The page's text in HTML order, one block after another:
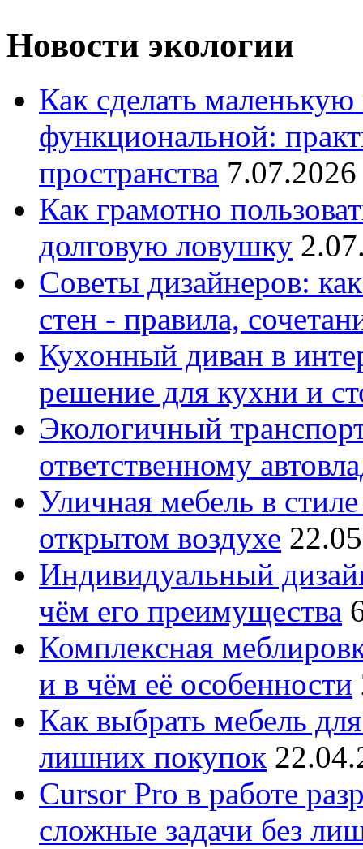
Новости экологии
Как сделать
функциональной:
пространства
Как грамотно
долговую ловушку
Советы дизайнеров:
стен - правила,
Кухонный диван в
решение для кухни и
Экологичный
ответственному
Уличная мебель в
открытом воздухе
Индивидуальный
чём его преимущества
Комплексная
и в чём её особенности
Как выбрать мебель
лишних покупок
Cursor Pro в работе
сложные задачи без